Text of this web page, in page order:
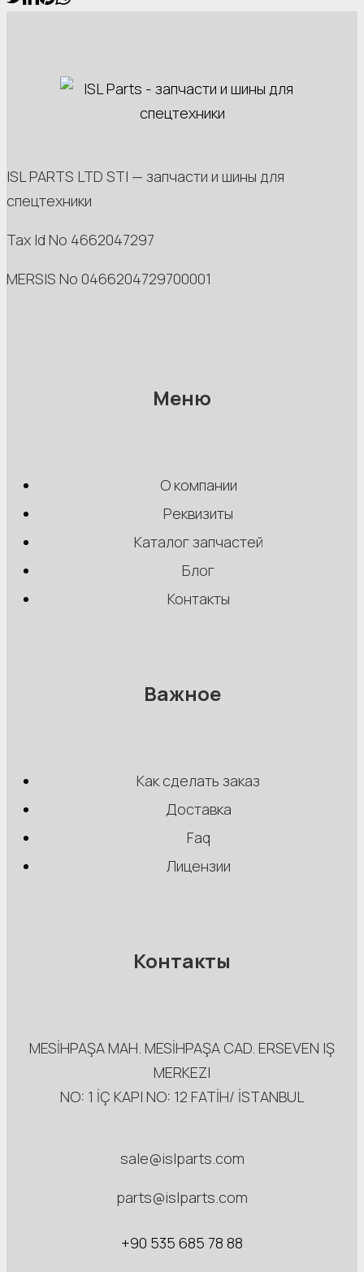
ISL PARTS LTD STI — запчасти и шины для
спецтехники
Tax Id No 4662047297
MERSIS No 0466204729700001
Меню
О компании
Реквизиты
Каталог запчастей
Блог
Контакты
Важное
Как сделать заказ
Доставка
Faq
Лицензии
Контакты
MESİHPAŞA МАН. MESİHPAŞA CAD. ERSEVEN IŞ
MERKEZI
NO: 1 İÇ КАРI NO: 12 FATİH/ İSTANBUL
sale@islparts.com
parts@islparts.com
+90 535 685 78 88